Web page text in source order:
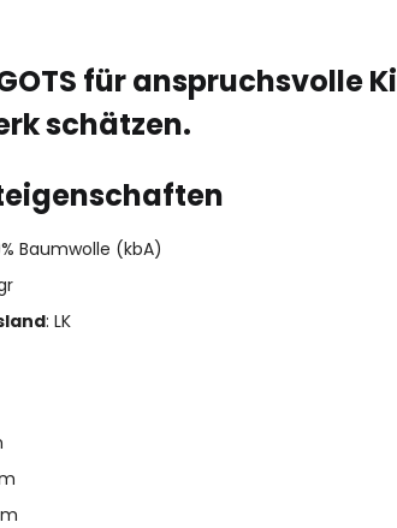
für
schätzen.
Baumwolle (kbA)
: LK